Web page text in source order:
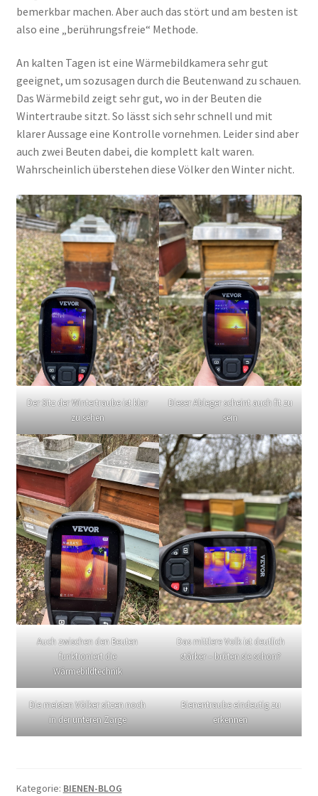
bemerkbar machen. Aber auch das stört und am besten ist
also eine „berührungsfreie“ Methode.
An kalten Tagen ist eine Wärmebildkamera sehr gut
geeignet, um sozusagen durch die Beutenwand zu schauen.
Das Wärmebild zeigt sehr gut, wo in der Beuten die
Wintertraube sitzt. So lässt sich sehr schnell und mit
klarer Aussage eine Kontrolle vornehmen. Leider sind aber
auch zwei Beuten dabei, die komplett kalt waren.
Wahrscheinlich überstehen diese Völker den Winter nicht.
Der Sitz der Wintertraube ist klar
zu sehen
Dieser Ableger scheint auch fit zu
sein
Auch zwischen den Beuten
funktioniert die
Wärmebildtechnik
Das mittlere Volk ist deutlich
stärker – brüten sie schon?
Die meisten Völker sitzen noch
in der unteren Zarge
Bienentraube eindeutig zu
erkennen
Kategorie: BIENEN-BLOG